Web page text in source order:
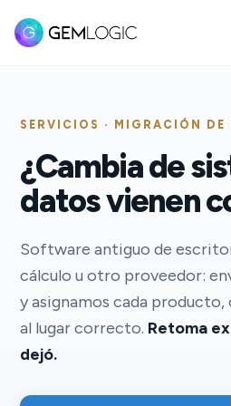
SERVICIOS · MIGRACIÓN DE
¿Cambia de
datos vienen
Software antiguo de
cálculo u otro proveedor:
y asignamos cada
al lugar correcto. Retoma
dejó.